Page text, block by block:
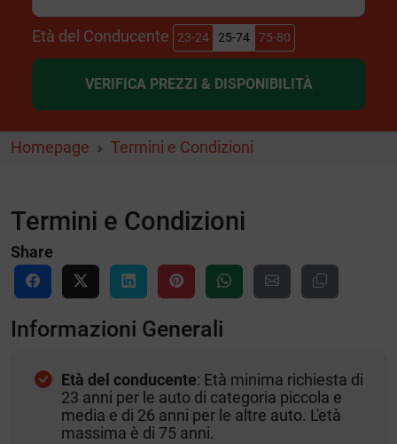
Età del Conducente 23-24 25-74 75-80
VERIFICA PREZZI & DISPONIBILITÀ
Homepage Termini e Condizioni
Termini e Condizioni
Share
Informazioni Generali
Età del conducente: Età minima richiesta di
23 anni per le auto di categoria piccola e
media e di 26 anni per le altre auto. L'età
massima è di 75 anni.